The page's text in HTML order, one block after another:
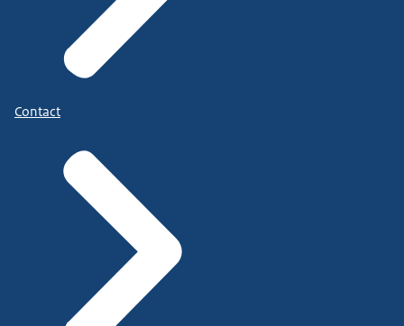
Contact